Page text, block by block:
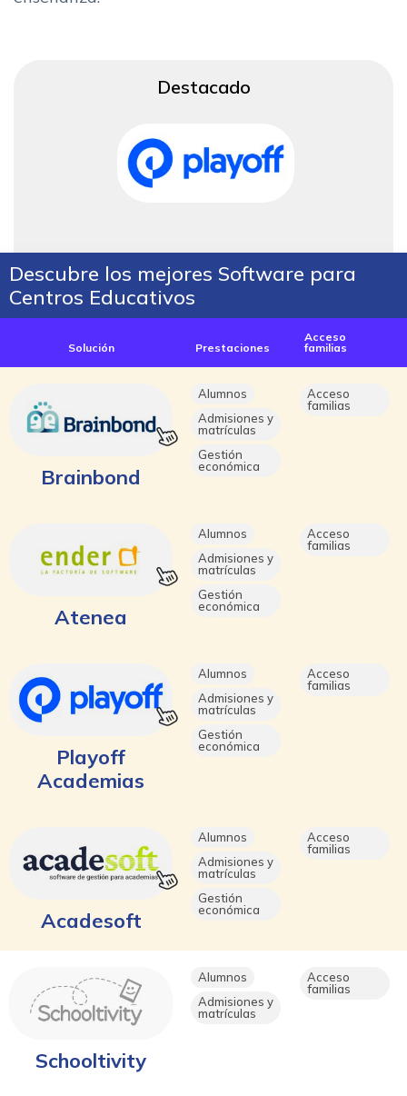
Destacado
Descubre los mejores Software para
Centros Educativos
Solución Prestaciones
Acceso
familias
Brainbond
Alumnos
Admisiones y
matrículas
Gestión
económica
Acceso
familias
Atenea
Alumnos
Admisiones y
matrículas
Gestión
económica
Acceso
familias
Playoff
Academias
Alumnos
Admisiones y
matrículas
Gestión
económica
Acceso
familias
Acadesoft
Alumnos
Admisiones y
matrículas
Gestión
económica
Acceso
familias
Schooltivity
Alumnos
Admisiones y
matrículas
Acceso
familias